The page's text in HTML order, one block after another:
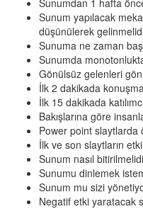
Sunumdan 1 hafta
Sunum yapılacak
düşünülerek
Sunuma ne zaman
Sunumda
Gönülsüz gelenleri
İlk 2 dakikada
İlk 15 dakikada
Bakışlarına göre
Power point slaytlarda
İlk ve son slaytların
Sunum nasıl
Sunumu dinlemek
Sunum mu sizi
Negatif etki yaratacak